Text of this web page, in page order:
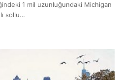
1 mil uzunluğundaki Michigan
sollu…